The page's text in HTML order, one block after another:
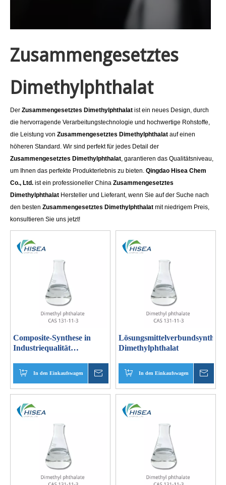
Zusammengesetztes
Dimethylphthalat
Der Zusammengesetztes Dimethylphthalat ist ein neues Design, durch
die hervorragende Verarbeitungstechnologie und hochwertige Rohstoffe,
die Leistung von Zusammengesetztes Dimethylphthalat auf einen
höheren Standard. Wir sind perfekt für jedes Detail der
Zusammengesetztes Dimethylphthalat , garantieren das Qualitätsniveau,
um Ihnen das perfekte Produkterlebnis zu bieten. Qingdao Hisea Chem
Co., Ltd. ist ein professioneller China Zusammengesetztes
Dimethylphthalat Hersteller und Lieferant, wenn Sie auf der Suche nach
den besten Zusammengesetztes Dimethylphthalat mit niedrigem Preis,
konsultieren Sie uns jetzt!
Composite-Synthese in
Industriequalität
In den Einkaufswagen erkundigen
Lösungsmittelverbundsynthese
Dimethylphthalat
In den Einkaufswagen